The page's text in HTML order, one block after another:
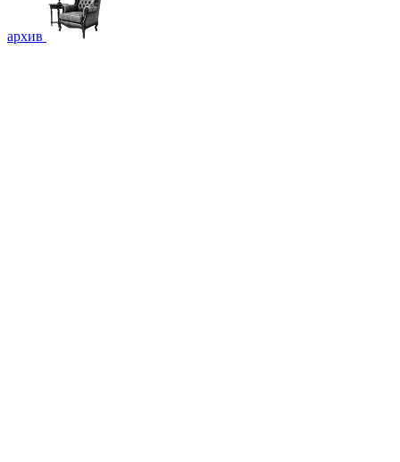
архив